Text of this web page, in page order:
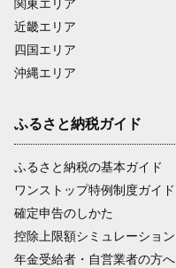
関東エリア
近畿エリア
四国エリア
沖縄エリア
ふるさと納税ガイド
ふるさと納税の基本ガイド
ワンストップ特例制度ガイド
確定申告のしかた
控除上限額シミュレーション
年金受給者・自営業者の方へ